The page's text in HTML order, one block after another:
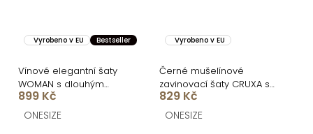
Vyrobeno v EU Bestseller
Vínové elegantní šaty
WOMAN s dlouhým
rukávem
899 Kč
ONESIZE
Vyrobeno v EU
Černé mušelínové
zavinovací šaty CRUXA s
dlouhým rukávem
829 Kč
ONESIZE